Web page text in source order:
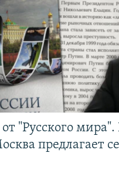
"Русского
предлагает